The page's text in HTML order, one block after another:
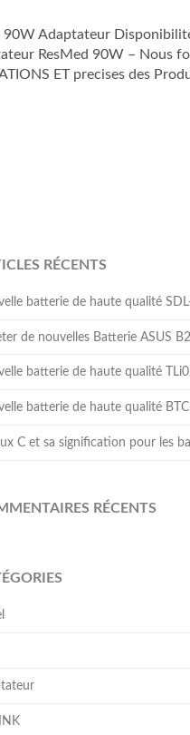
Adaptateur
ResMed 90W – Nous
ET precises des
RÉCENTS
batterie de haute qualité
de nouvelles Batterie ASUS
batterie de haute qualité
batterie de haute qualité
C et sa signification pour les
RÉCENTS